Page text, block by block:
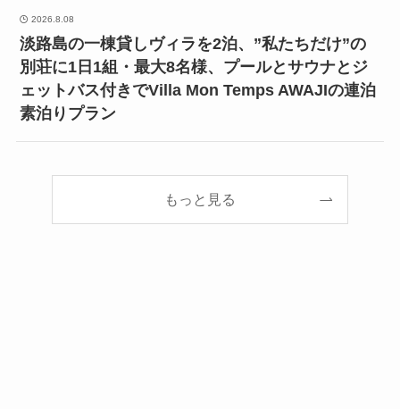
2026.8.08
淡路島の一棟貸しヴィラを2泊、”私たちだけ”の
別荘に1日1組・最大8名様、プールとサウナとジ
ェットバス付きでVilla Mon Temps AWAJIの連泊
素泊りプラン
もっと見る